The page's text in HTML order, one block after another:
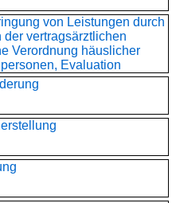
von Leistungen durch
vertragsärztlichen
Verordnung häuslicher
Evaluation